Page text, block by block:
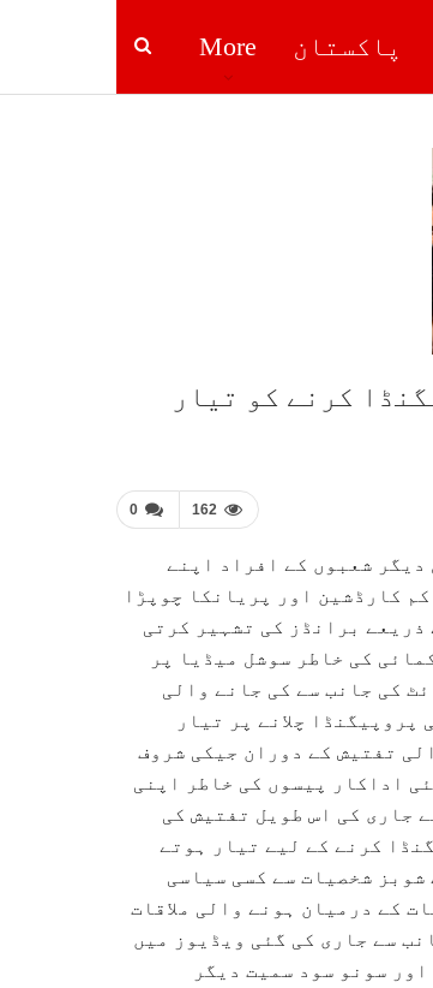
پاکستان More
کرنے کو تیار
0 162
دیگر شعبوں کے افراد اپنے
کارڈشین اور پریانکا چوپڑا
برانڈز کی تشہیر کرتی
کی خاطر سوشل میڈیا پر
کی جانب سے کی جانے والی
سیاسی پروپیگنڈا چلانے پر تیار
تفتیش کے دوران جیکی شروف
اداکار پیسوں کی خاطر اپنی
جاری کی اس طویل تفتیش کی
کرنے کے لیے تیار ہوتے
شخصیات سے کسی سیاسی
کے درمیان ہونے والی ملاقات
سے جاری کی گئی ویڈیوز میں
سونو سود سمیت دیگر